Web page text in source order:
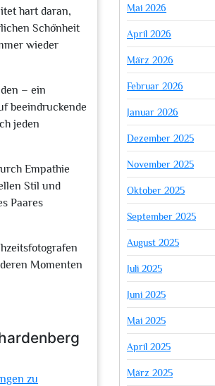
hart daran,
Schönheit
wieder
– ein
beeindruckende
jeden
Empathie
Stil und
Paares
Momenten
zu
Mai 2026
April 2026
März 2026
Februar 2026
Januar 2026
Dezember 2025
November 2025
Oktober 2025
September 2025
August 2025
Juli 2025
Juni 2025
Mai 2025
April 2025
März 2025